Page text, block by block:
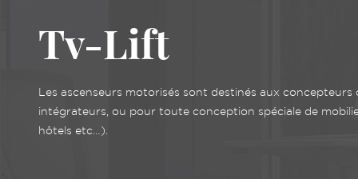
Tv-Lift
Les ascenseurs motorisés sont destinés aux concepteurs
intégrateurs, ou pour toute conception spéciale de
hôtels etc…).